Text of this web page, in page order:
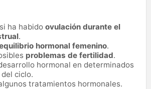
ha habido ovulación durante el
.
hormonal femenino.
problemas de fertilidad.
hormonal en determinados
ciclo.
tratamientos hormonales.